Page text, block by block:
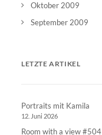
Oktober 2009
September 2009
LETZTE ARTIKEL
Portraits mit Kamila
12. Juni 2026
Room with a view #504